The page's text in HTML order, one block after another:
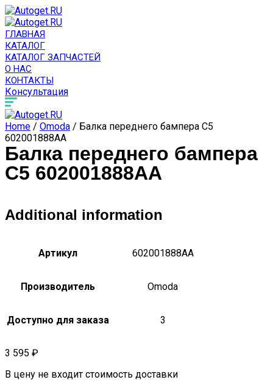
ГЛАВНАЯ
КАТАЛОГ
КАТАЛОГ ЗАПЧАСТЕЙ
О НАС
КОНТАКТЫ
Консультация
Home / Omoda / Балка переднего бампера C5
602001888AA
Балка переднего бампера
C5 602001888AA
Additional information
Артикул 602001888AA
Производитель Omoda
Доступно для заказа 3
3 595 ₽
В цену не входит стоимость доставки